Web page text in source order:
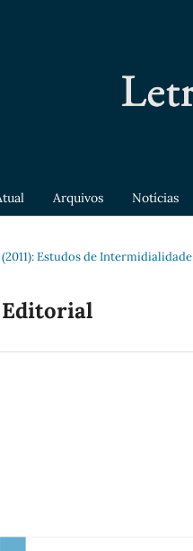
Arquivos Notícias
(2011): Estudos de Intermidialidade